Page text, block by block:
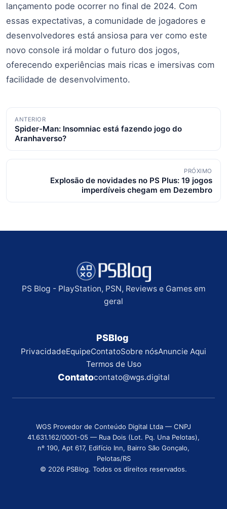
lançamento pode ocorrer no final de 2024. Com
essas expectativas, a comunidade de jogadores e
desenvolvedores está ansiosa para ver como este
novo console irá moldar o futuro dos jogos,
oferecendo experiências mais ricas e imersivas com
facilidade de desenvolvimento.
Navegação
de
posts
ANTERIOR
Spider-Man: Insomniac está fazendo jogo do
Aranhaverso?
PRÓXIMO
Explosão de novidades no PS Plus: 19 jogos
imperdíveis chegam em Dezembro
PS Blog - PlayStation, PSN, Reviews e Games em
geral
PSBlog
PrivacidadeEquipeContatoSobre nósAnuncie Aqui
Termos de Uso
Contatocontato@wgs.digital
WGS Provedor de Conteúdo Digital Ltda — CNPJ
41.631.162/0001-05 — Rua Dois (Lot. Pq. Una Pelotas),
nº 190, Apt 617, Edifício Inn, Bairro São Gonçalo,
Pelotas/RS
© 2026 PSBlog. Todos os direitos reservados.